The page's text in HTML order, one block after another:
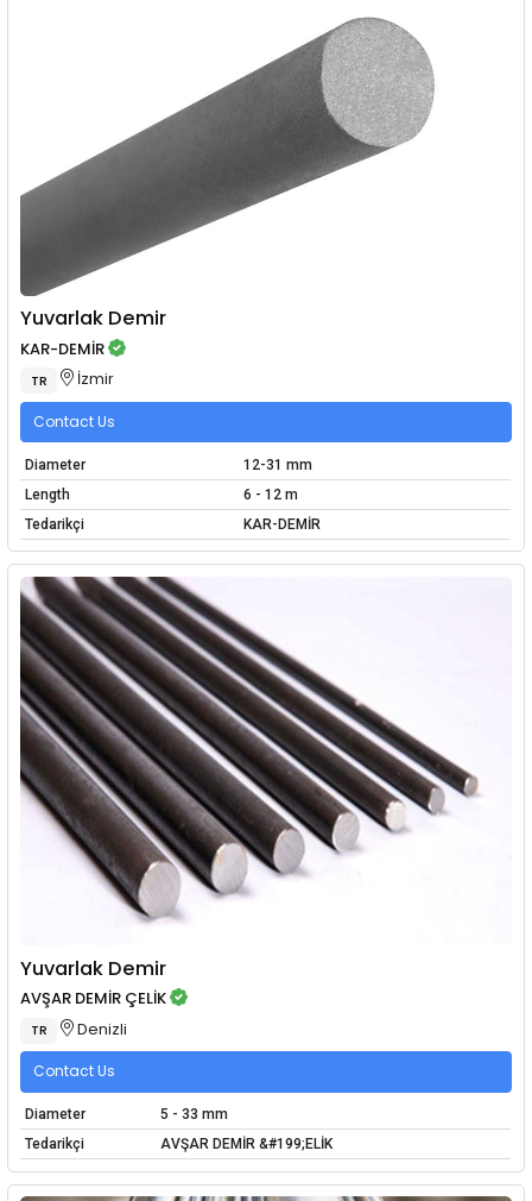
Yuvarlak Demir
KAR-DEMİR
TR İzmir
Contact Us
Diameter
12-31 mm
Length
6 - 12 m
Tedarikçi
KAR-DEMİR
Yuvarlak Demir
AVŞAR DEMİR ÇELİK
TR Denizli
Contact Us
Diameter
5 - 33 mm
Tedarikçi
AVŞAR DEMİR &#199;ELİK